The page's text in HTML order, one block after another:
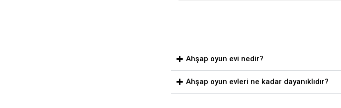
Ahşap oyun evi nedir?
Ahşap oyun evleri ne kadar dayanıklıdır?